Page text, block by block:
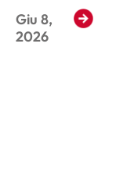
Giu 8,
2026